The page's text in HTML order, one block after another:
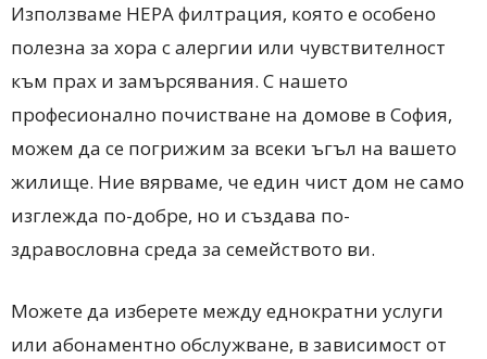
Използваме HEPA филтрация, която е особено
полезна за хора с алергии или чувствителност
към прах и замърсявания. С нашето
професионално почистване на домове в София,
можем да се погрижим за всеки ъгъл на вашето
жилище. Ние вярваме, че един чист дом не само
изглежда по-добре, но и създава по-
здравословна среда за семейството ви.
Можете да изберете между еднократни услуги
или абонаментно обслужване, в зависимост от